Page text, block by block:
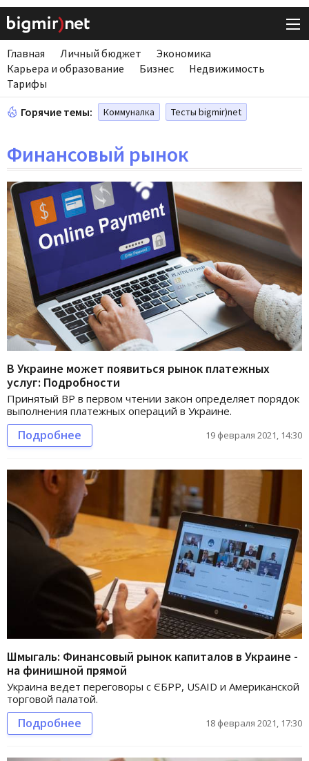
Главная Личный бюджет
Экономика
Карьера и образование
Бизнес
Недвижимость
Тарифы
Горячие темы: Коммуналка Тесты bigmir)net
Финансовый рынок
В Украине может появиться рынок платежных
услуг: Подробности
Принятый ВР в первом чтении закон определяет порядок
выполнения платежных операций в Украине.
Подробнее 19 февраля 2021, 14:30
Шмыгаль: Финансовый рынок капиталов в Украине -
на финишной прямой
Украина ведет переговоры с ЄБРР, USAID и Американской
торговой палатой.
Подробнее 18 февраля 2021, 17:30